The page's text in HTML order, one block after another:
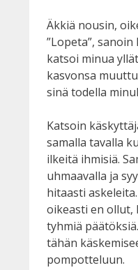
Äkkiä nousin,
”Lopeta”,
katsoi minua
kasvonsa
sinä todella
Katsoin
samalla tavalla
ilkeitä ihmisiä.
uhmaavalla ja
hitaasti
oikeasti en ollut,
tyhmiä
tähän
pompotteluun.